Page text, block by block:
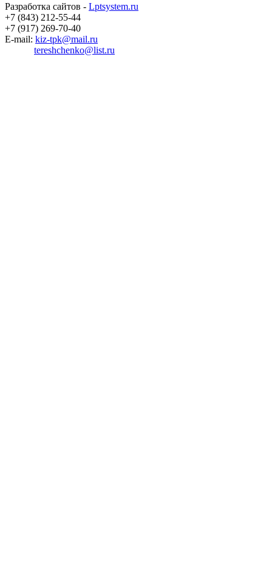
Разработка сайтов - Lptsystem.ru
+7 (843) 212-55-44
+7 (917) 269-70-40
E-mail: kiz-tpk@mail.ru
tereshchenko@list.ru